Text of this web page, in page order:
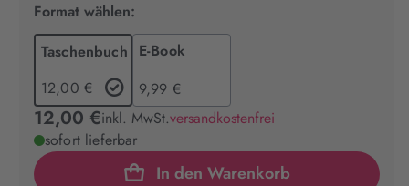
Format wählen:
Taschenbuch
12,00 €
E-Book
9,99 €
12,00 €inkl. MwSt.versandkostenfrei
sofort lieferbar
In den Warenkorb